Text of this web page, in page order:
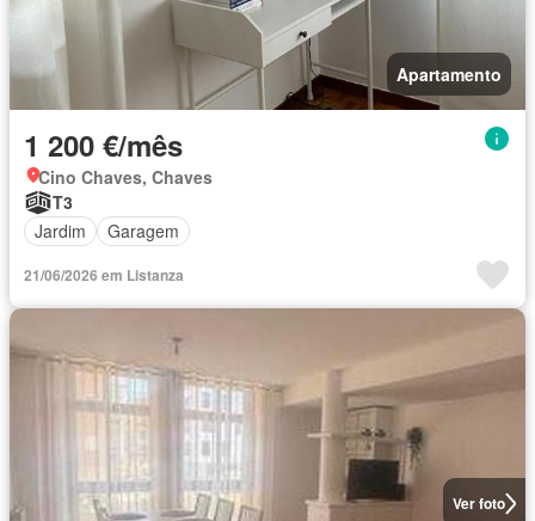
Apartamento
1 200 €/mês
Cino Chaves, Chaves
T3
Jardim
Garagem
21/06/2026 em Listanza
Ver foto